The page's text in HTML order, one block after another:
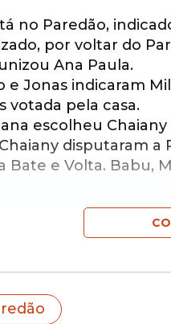
no Paredão,
por voltar do
Ana Paula.
e Jonas indicaram
votada pela casa.
escolheu
disputaram a
Bate e Volta. Babu,